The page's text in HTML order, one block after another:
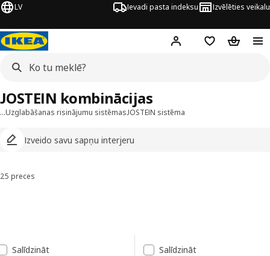
LV Ievadi pasta indeksu Izvēlēties veikalu
Hej! Pierakstīties
PirkumuPirkumu
…Uzglabāšanas risinājumu sistēmasJOSTEIN sistēma
Izveido savu sapņu interjeru
JOSTEIN kombinācijas
Kārtot un filtrēt
25 preces
Rezultātu saraksts
Salīdzināt Salīdzināt